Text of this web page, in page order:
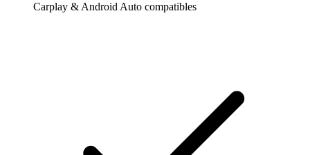
Carplay & Android Auto compatibles